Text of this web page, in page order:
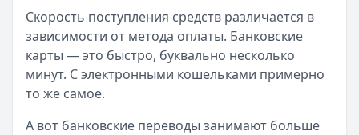
Скорость поступления средств различается в
зависимости от метода оплаты. Банковские
карты — это быстро, буквально несколько
минут. С электронными кошельками примерно
то же самое.
А вот банковские переводы занимают больше